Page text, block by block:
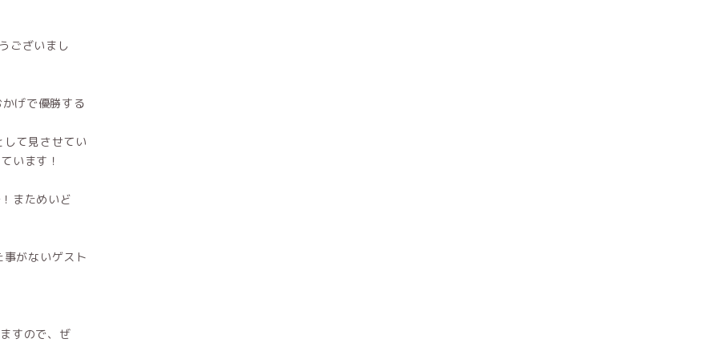
ございまし
げで優勝する
て見させてい
います！
まためいど
がないゲスト
すので、ぜ